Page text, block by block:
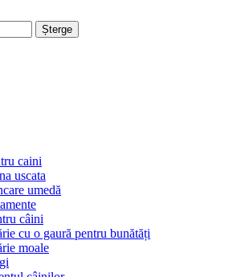
Șterge
caini
uscata
umedă
câini
cu o gaură pentru bunătăți
moale